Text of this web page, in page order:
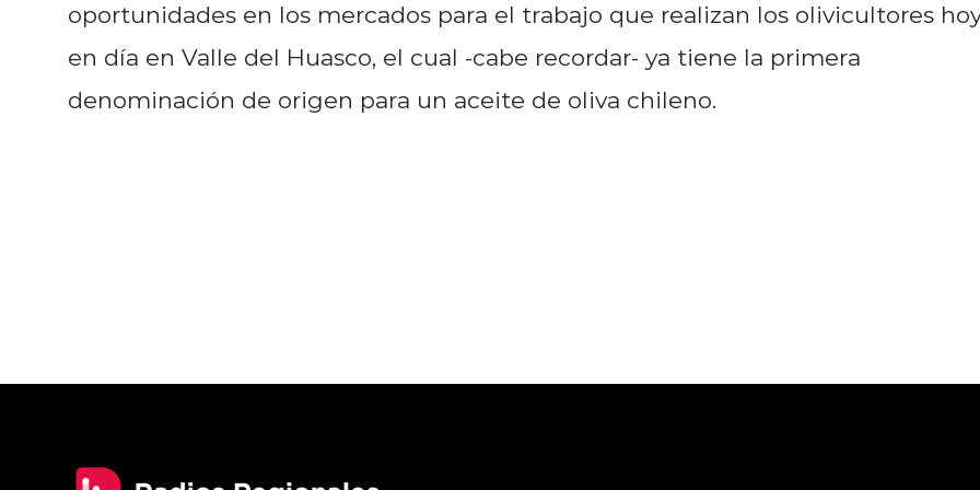
oportunidades en los mercados para el trabajo que realizan los olivicultores
en día en Valle del Huasco, el cual -cabe recordar- ya tiene la primera
denominación de origen para un aceite de oliva chileno.